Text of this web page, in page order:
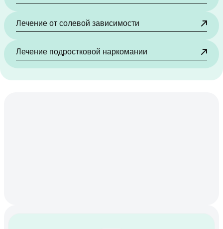
Лечение от солевой зависимости
Лечение подростковой наркомании